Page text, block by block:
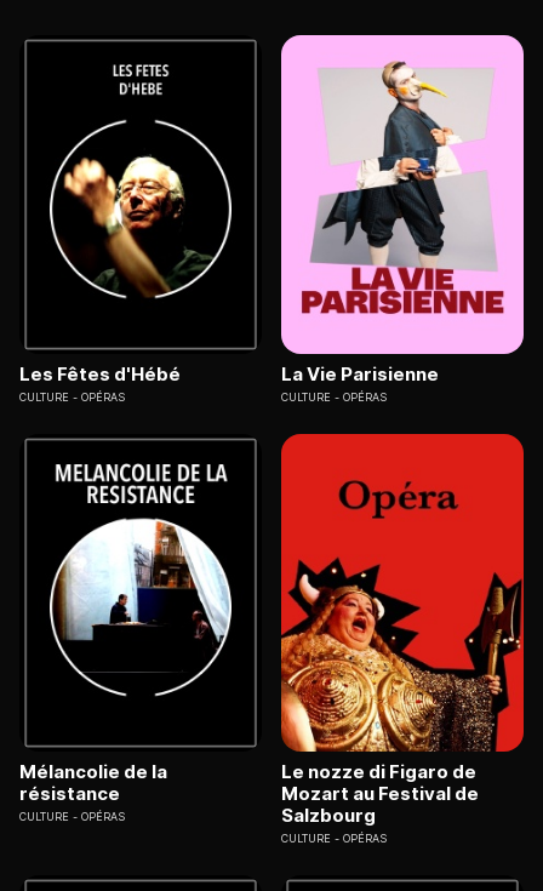
Les Fêtes d'Hébé
CULTURE OPÉRAS
La Vie Parisienne
CULTURE OPÉRAS
Mélancolie de la
résistance
CULTURE OPÉRAS
Le nozze di Figaro de
Mozart au Festival de
Salzbourg
CULTURE OPÉRAS